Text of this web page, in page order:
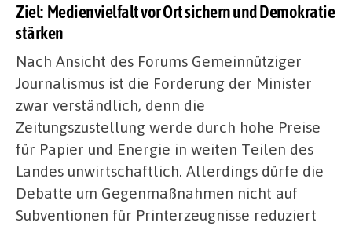
Ziel: Medienvielfalt vor Ort sichern und Demokratie
stärken
Nach Ansicht des Forums Gemeinnütziger
Journalismus ist die Forderung der Minister
zwar verständlich, denn die
Zeitungszustellung werde durch hohe Preise
für Papier und Energie in weiten Teilen des
Landes unwirtschaftlich. Allerdings dürfe die
Debatte um Gegenmaßnahmen nicht auf
Subventionen für Printerzeugnisse reduziert